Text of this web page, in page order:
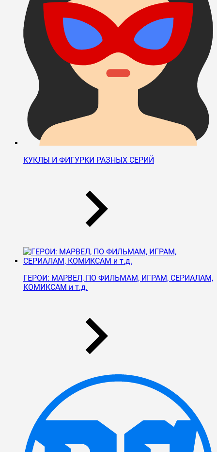
КУКЛЫ И ФИГУРКИ РАЗНЫХ СЕРИЙ
ГЕРОИ: МАРВЕЛ, ПО ФИЛЬМАМ, ИГРАМ, СЕРИАЛАМ,
КОМИКСАМ и т.д.